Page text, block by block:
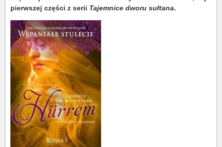
pierwszej części z serii Tajemnice dworu sułtana.